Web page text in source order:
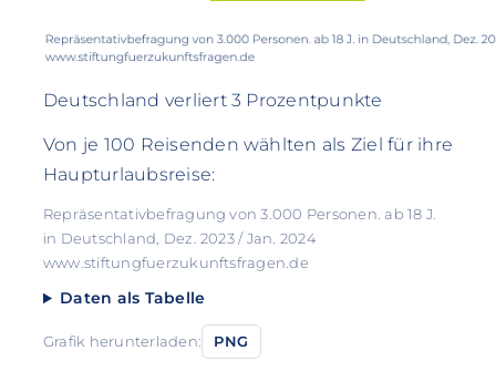
Deutschland verliert 3 Prozentpunkte
Von je 100 Reisenden wählten als Ziel für ihre
Haupturlaubsreise:
Repräsentativbefragung von 3.000 Personen. ab 18 J.
in Deutschland, Dez. 2023 / Jan. 2024
www.stiftungfuerzukunftsfragen.de
Daten als Tabelle
Grafik herunterladen: PNG